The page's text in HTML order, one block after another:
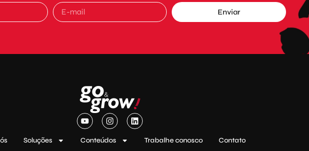
Enviar
Soluções Conteúdos Trabalhe conosco Contato